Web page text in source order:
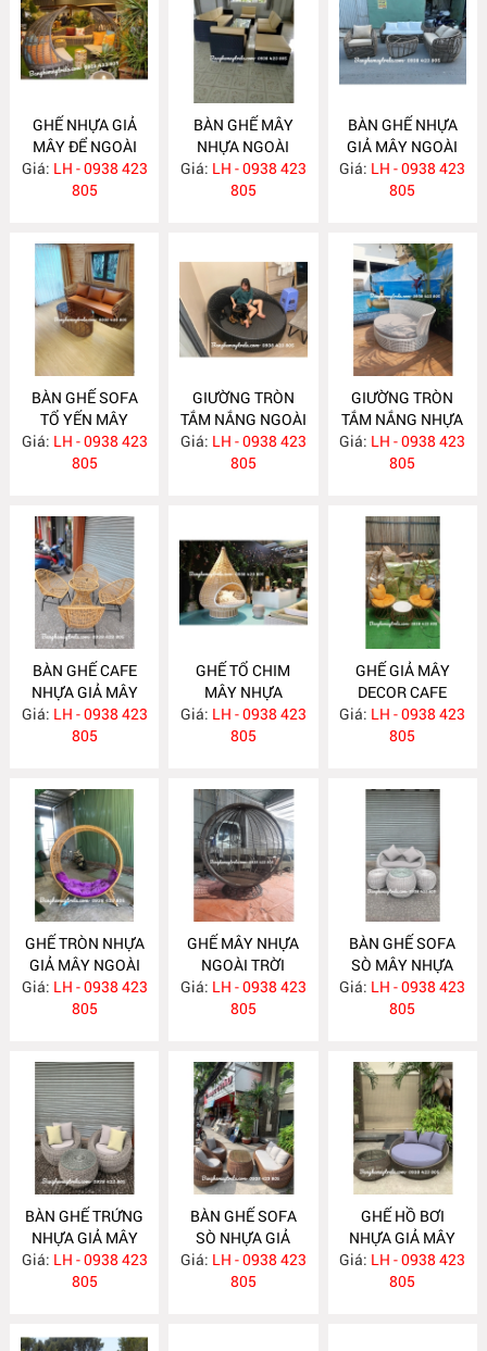
GHẾ NHỰA GIẢ
MÂY ĐỂ NGOÀI
TRỜI NH258
Giá: LH - 0938 423
805
BÀN GHẾ MÂY
NHỰA NGOÀI
TRỜI NH257
Giá: LH - 0938 423
805
BÀN GHẾ NHỰA
GIẢ MÂY NGOÀI
TRỜI NH256
Giá: LH - 0938 423
805
BÀN GHẾ SOFA
TỔ YẾN MÂY
NHỰA NH254
Giá: LH - 0938 423
805
GIƯỜNG TRÒN
TẮM NẮNG NGOÀI
TRỜI NH250
Giá: LH - 0938 423
805
GIƯỜNG TRÒN
TẮM NẮNG NHỰA
GIẢ MÂY NH249
Giá: LH - 0938 423
805
BÀN GHẾ CAFE
NHỰA GIẢ MÂY
NH248
Giá: LH - 0938 423
805
GHẾ TỔ CHIM
MÂY NHỰA
NH247
Giá: LH - 0938 423
805
GHẾ GIẢ MÂY
DECOR CAFE
NH246
Giá: LH - 0938 423
805
GHẾ TRÒN NHỰA
GIẢ MÂY NGOÀI
TRỜI NH245
Giá: LH - 0938 423
805
GHẾ MÂY NHỰA
NGOÀI TRỜI
NH244
Giá: LH - 0938 423
805
BÀN GHẾ SOFA
SÒ MÂY NHỰA
NHỎ GỌN NH243
Giá: LH - 0938 423
805
BÀN GHẾ TRỨNG
NHỰA GIẢ MÂY
NH242
Giá: LH - 0938 423
805
BÀN GHẾ SOFA
SÒ NHỰA GIẢ
MÂY NGOÀI TRỜI
GIÁ RẺ NH240
Giá: LH - 0938 423
805
GHẾ HỒ BƠI
NHỰA GIẢ MÂY
NH239
Giá: LH - 0938 423
805